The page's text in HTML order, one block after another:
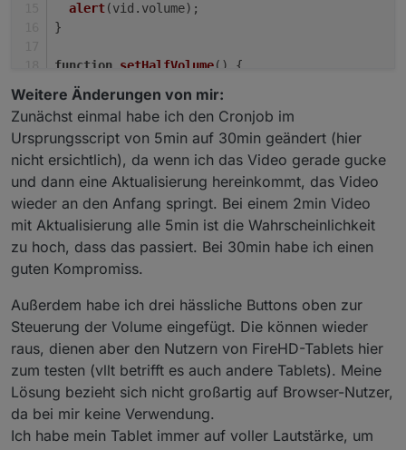
alert(vid. volume);
}
function setHalfVolume( ) {
  vid.
}
function setFullVolume () {
  vid.
volume = 1.0;
}
</script >
Weitere Änderungen von mir:
Zunächst einmal habe ich den Cronjob im
Ursprungsscript von 5min auf 30min geändert (hier
nicht ersichtlich), da wenn ich das Video gerade gucke
und dann eine Aktualisierung hereinkommt, das Video
wieder an den Anfang springt. Bei einem 2min Video
mit Aktualisierung alle 5min ist die Wahrscheinlichkeit
zu hoch, dass das passiert. Bei 30min habe ich einen
guten Kompromiss.
Außerdem habe ich drei hässliche Buttons oben zur
Steuerung der Volume eingefügt. Die können wieder
raus, dienen aber den Nutzern von FireHD-Tablets hier
zum testen (vllt betrifft es auch andere Tablets). Meine
Lösung bezieht sich nicht großartig auf Browser-Nutzer,
da bei mir keine Verwendung.
Ich habe mein Tablet immer auf voller Lautstärke, um